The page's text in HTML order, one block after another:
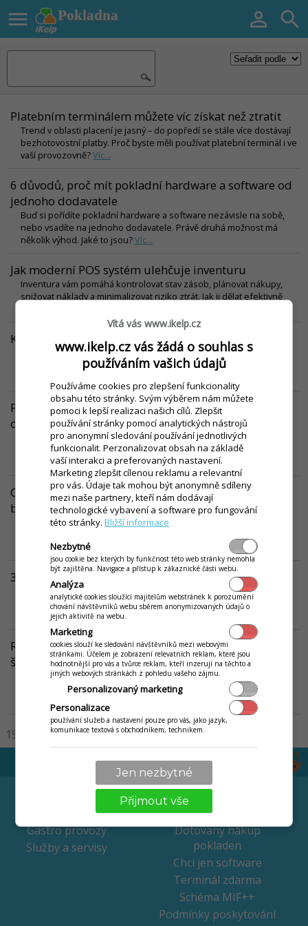
Pokladna
  
Platebním terminálem můžete víc získat než ztratit
Trend v oblasti placení je jasný – do popředí se stále více dostávají
bezhotovostní platby. Proč byste měli používat platební terminál i ve
vaší provozovně?Víc...
6 důvodů, proč mít pokladní hardware a software od
jednoho dodavatele
Buď si pořídíte pokladní hardware a software nezávisle na sobě,
nebo vsadíte na jednoho dodavatele. Právě druhá možnost má
několik výhod. Jaké to jsou?Víc...
Jak moderní POS systém ulehčuje inventuru
Inventura vám pomáhá kontrolovat stav zásob, plánovat nákupy,
snižovat náklady a minimalizovat riziko ztrát. Jak ji dělat efektivně
Který pokladní systém je pro vás ten pravý?
Nezáleží na tom, zda máte salon, obchod, restauraci, nebo jinou
provozovnu. Poradíme vám, který POS systém bude nejideálnější
Pokladní systém, který můžete spravovat z pohodlí
obývacího pokoje
Dnešní pokladní systémy dokážou běžet bezpečně a efektivně na
cloudu, a tak máte přístup k firemním údajům prakticky odkudkoli.
Jaké jsou jejich další plusy?Víc...
Otevírám provozovnu – jaké hardwarové vybavení
budu potřebovat?
Chystáte se podnikat a založit obchod? Přinášíme vám přehled
provozovny nemělo chybět.
3 klíčové funkce pro efektivní řízení vaší provozovny
Moderní pokladní systém je základem efektivnosti. Jak je to s jeho
konkrétními funkcemi? Které z nich budou klíčové pro řízení vaší
provozovny?Víc...
Rozhovor s Petrem Kalinou: „Kitchen Display System
šetří spoustu času“
Peter Kalina, majitel tří gastro provozoven v Bratislavě, se s námi
podělil o cenné zkušenosti a postřehy z jejich řízení zejména po
technické stránce.
15 100 200
Maloobchod / retail
Gastro provozy
Služby a servisy
CENÍK
Pronájem pokladen
Dotovaný nákup
pokladen
Chci jen software
Terminál zdarma
Schéma MIF++
Podmínky poskytování
Vítá vás www.ikelp.cz
www.ikelp.cz vás žádá o souhlas s
používáním vašich údajů
Používáme cookies pro zlepšení funkcionality
obsahu této stránky. Svým výběrem nám můžete
pomoci k lepší realizaci našich cílů. Zlepšit
používání stránky pomocí analytických nástrojů
pro anonymní sledování používání jednotlivých
funkcionalit. Perzonalizovat obsah na základě
vaší interakci a preferovaných nastavení.
Marketing zlepšit cílenou reklamu a relevantní
pro vás. Údaje tak mohou být anonymně sdíleny
mezi naše partnery, kteří nám dodávají
technologické vybavení a software pro fungování
této stránky.Bližší informace
Nezbytné
jsou cookie bez kterých by funkčnost této web stránky nemohla
být zajištěna. Navigace a přístup k zákaznické části webu.
Analýza
analytické cookies sloužící majitelům webstránek k porozumění
chování návštěvníků webu sběrem anonymizovaných údajů o
jejich aktivitě na webu.
Marketing
cookies slouží ke sledování návštěvníků mezi webovými
stránkami. Účelem je zobrazení relevatních reklam, které jsou
hodnotnější pro vás a tvůrce reklam, kteří inzerují na těchto a
jiných webových stránkách z pohledu vašeho zájmu.
Personalizovaný marketing
Personalizace
používání služeb a nastavení pouze pro vás, jako jazyk,
komunikace textová s obchodníkem, technikem.
Jen nezbytné
Přijmout vše